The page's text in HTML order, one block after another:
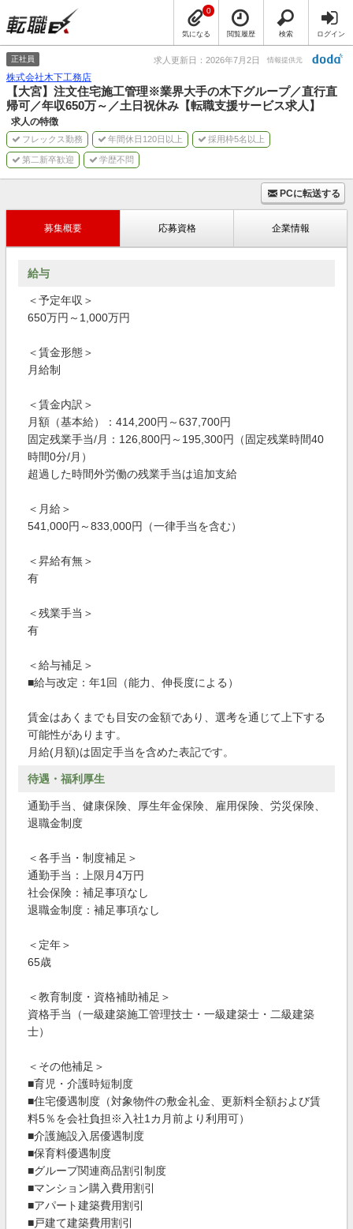
気になる
0
閲覧履歴 検索 ログイン
正社員 求人更新日：2026年7月2日 情報提供元
株式会社木下工務店
【大宮】注文住宅施工管理※業界大手の木下グループ／直行直
帰可／年収650万～／土日祝休み【転職支援サービス求人】
求人の特徴
フレックス勤務 年間休日120日以上 採用枠5名以上
第二新卒歓迎 学歴不問
PCに転送する
募集概要 応募資格 企業情報
給与
＜予定年収＞
650万円～1,000万円
＜賃金形態＞
月給制
＜賃金内訳＞
月額（基本給）：414,200円～637,700円
固定残業手当/月：126,800円～195,300円（固定残業時間40
時間0分/月）
超過した時間外労働の残業手当は追加支給
＜月給＞
541,000円～833,000円（一律手当を含む）
＜昇給有無＞
有
＜残業手当＞
有
＜給与補足＞
■給与改定：年1回（能力、伸長度による）
賃金はあくまでも目安の金額であり、選考を通じて上下する
可能性があります。
月給(月額)は固定手当を含めた表記です。
待遇・福利厚生
通勤手当、健康保険、厚生年金保険、雇用保険、労災保険、
退職金制度
＜各手当・制度補足＞
通勤手当：上限月4万円
社会保険：補足事項なし
退職金制度：補足事項なし
＜定年＞
65歳
＜教育制度・資格補助補足＞
資格手当（一級建築施工管理技士・一級建築士・二級建築
士）
＜その他補足＞
■育児・介護時短制度
■住宅優遇制度（対象物件の敷金礼金、更新料全額および賃
料5％を会社負担※入社1カ月前より利用可）
■介護施設入居優遇制度
■保育料優遇制度
■グループ関連商品割引制度
■マンション購入費用割引
■アパート建築費用割引
■戸建て建築費用割引